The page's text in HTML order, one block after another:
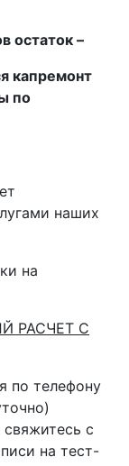
остаток –
капремонт
по
наших
на
РАСЧЕТ С
по телефону
с
на тест-